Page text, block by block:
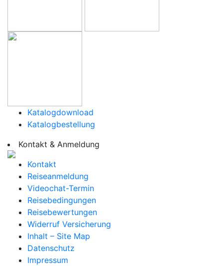
Katalogdownload
Katalogbestellung
Kontakt & Anmeldung
Kontakt
Reiseanmeldung
Videochat-Termin
Reisebedingungen
Reisebewertungen
Widerruf Versicherung
Inhalt – Site Map
Datenschutz
Impressum